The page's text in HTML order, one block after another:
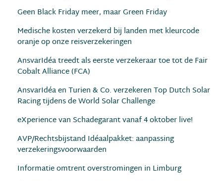
Geen Black Friday meer, maar Green Friday
Medische kosten verzekerd bij landen met kleurcode
oranje op onze reisverzekeringen
AnsvarIdéa treedt als eerste verzekeraar toe tot de Fair
Cobalt Alliance (FCA)
AnsvarIdéa en Turien & Co. verzekeren Top Dutch Solar
Racing tijdens de World Solar Challenge
eXperience van Schadegarant vanaf 4 oktober live!
AVP/Rechtsbijstand Idéaalpakket: aanpassing
verzekeringsvoorwaarden
Informatie omtrent overstromingen in Limburg